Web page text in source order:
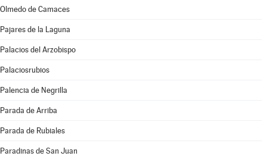
Olmedo de Camaces
Pajares de la Laguna
Palacios del Arzobispo
Palaciosrubios
Palencia de Negrilla
Parada de Arriba
Parada de Rubiales
Paradinas de San Juan